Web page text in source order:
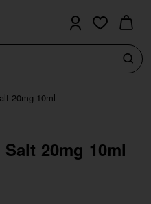
20mg 10ml
20mg 10ml